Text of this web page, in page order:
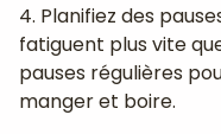
4. Planifiez des
fatiguent plus vite
pauses régulières
manger et boire.